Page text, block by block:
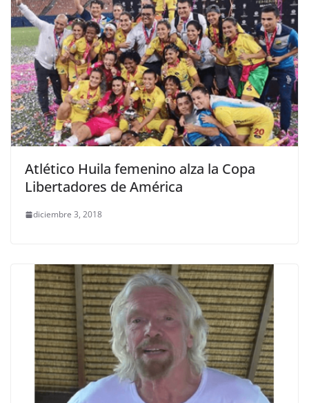
Atlético Huila femenino alza la Copa
Libertadores de América
diciembre 3, 2018